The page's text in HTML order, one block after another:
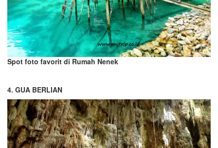
Spot foto favorit di Rumah Nenek
4. GUA BERLIAN